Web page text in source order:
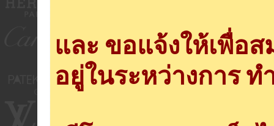
และ ขอแจ้งให้เพื่อ
อยู่ในระหว่างการ ท